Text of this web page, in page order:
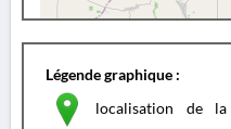
Légende graphique :
localisation de la